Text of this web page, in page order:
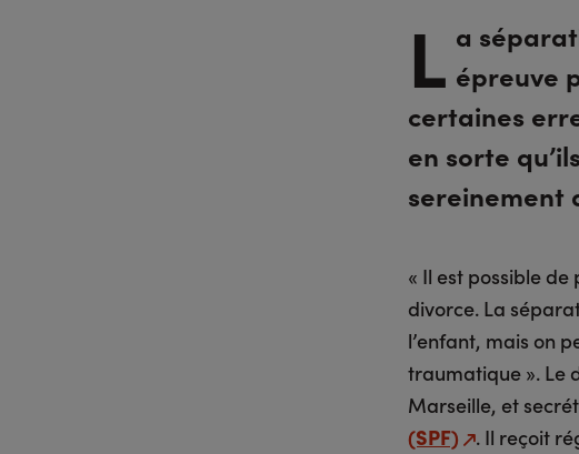
L a
épreuve
certaines
en sorte
sereinement
« Il est possible de
divorce. La
l’enfant, mais on
traumatique ». Le
Marseille, et
(SPF)
. Il reçoit